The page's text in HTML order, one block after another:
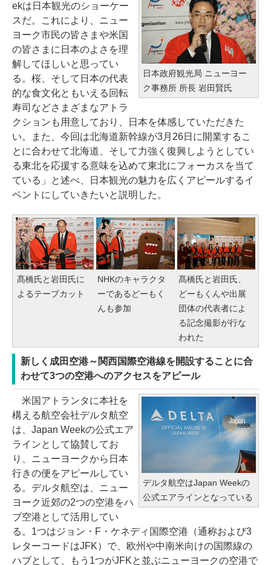
日本政府観光局 ニューヨー
ク事務所 所長 岩田賢氏
ekは日本観光のショーケー
スだ。これにより、ニュー
ヨーク市民の皆さまや米国
の皆さまに日本のよさを理
解してほしいと思ってい
る。桜、そして日本の代表
的な食文化ともいえる回転
寿司などさまざまなアトラ
クションも用意しており、日本を体感していただきた
い。また、今回は北海道新幹線が3月26日に開業するこ
とに合わせて北海道、そして力強く復興しようとしてい
る東北を応援する意味を込めて東北にフォーカスを当て
ている」と述べ、日本観光の魅力を広くアピールするイ
ベントにしていきたいと説明した。
髙橋氏と岩田氏に
よるテープカット
NHKのキャラクタ
ーであるどーもく
んも参加
髙橋氏と岩田氏、
どーもくんや出展
団体の代表者によ
る記念撮影が行な
われた
新しく成田空港～関西国際空港線を開設することに合
わせて3つの空港へのアクセスをアピール
デルタ航空はJapan Weekの
公式エアラインとなっている
米国アトランタに本社を
構える航空会社デルタ航空
は、Japan Weekの公式エア
ラインとして協賛してお
り、ニューヨークから日本
行きの便をアピールしてい
る。デルタ航空は、ニュー
ヨーク近郊の2つの空港をハ
ブ空港として活用してい
る。1つはジョン・F・ケネディ国際空港（通称および3
レターコードはJFK）で、欧州や中南米向けの国際線の
ハブとして、もう1つがJFKと並ぶニューヨークの空港で